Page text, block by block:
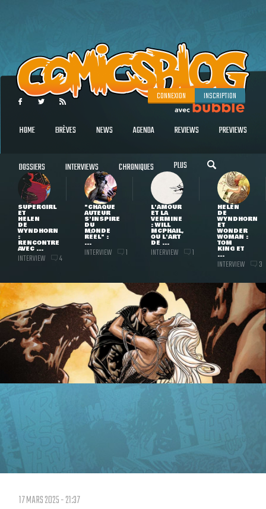
CONNEXION INSCRIPTION
HOME BRÈVES NEWS AGENDA REVIEWS PREVIEWS
DOSSIERS INTERVIEWS CHRONIQUES PLUS
SUPERGIRL
ET
HELEN
DE
WYNDHORN
:
RENCONTRE
AVEC ...
INTERVIEW 4
"CHAQUE
AUTEUR
S'INSPIRE
DU
MONDE
RÉEL" :
...
INTERVIEW 1
L'AMOUR
ET LA
VERMINE
: WILL
MCPHAIL,
OU L'ART
DE ...
INTERVIEW 1
HELEN
DE
WYNDHORN
ET
WONDER
WOMAN :
TOM
KING ET
...
INTERVIEW 3
17 MARS 2025 - 21:37